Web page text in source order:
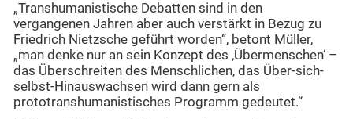
„Transhumanistische Debatten sind in den
vergangenen Jahren aber auch verstärkt in Bezug zu
Friedrich Nietzsche geführt worden“, betont Müller,
„man denke nur an sein Konzept des ‚Übermenschen‘ –
das Überschreiten des Menschlichen, das Über-sich-
selbst-Hinauswachsen wird dann gern als
prototranshumanistisches Programm gedeutet.“